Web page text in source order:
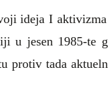
ideja I
u jesen 1985-te
protiv tada